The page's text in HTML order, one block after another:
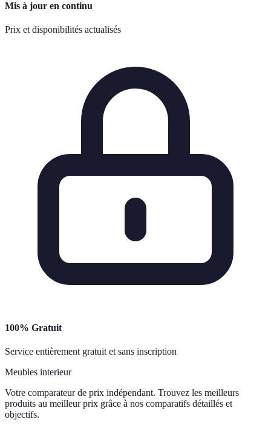
Mis à jour en continu
Prix et disponibilités actualisés
100% Gratuit
Service entièrement gratuit et sans inscription
Meubles interieur
Votre comparateur de prix indépendant. Trouvez les meilleurs
produits au meilleur prix grâce à nos comparatifs détaillés et
objectifs.